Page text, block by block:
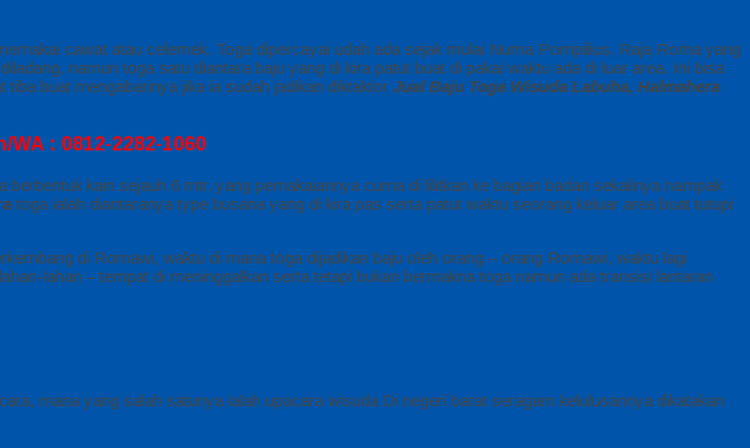
cawat atau celemek. Toga dipercayai udah ada sejak mulai Numa Pompilius, Raja Roma yang
namun toga satu diantara baju yang di kira patut buat di pakai waktu ada di luar area. Ini bisa
buat mengabarinya jika ia sudah jadikan diktaktor Jual Baju Toga Wisuda Labuha, Halmahera
WA : 0812-2282-1060
kain sejauh 6 mtr. yang pemakaiannya cuma di lilitkan ke bagian badan sekalinya nampak
toga ialah diantaranya type busana yang di kira pas serta patut waktu seorang keluar area buat tutupi
di Romawi, waktu di mana toga dijadikan baju oleh orang – orang Romawi, waktu lagi
lahan – tempat di meninggalkan serta tetapi bukan bermakna toga namun ada transisi lantaran
mana yang salah satunya ialah upacara wisuda Di negeri barat seragam kelulusannya dikatakan